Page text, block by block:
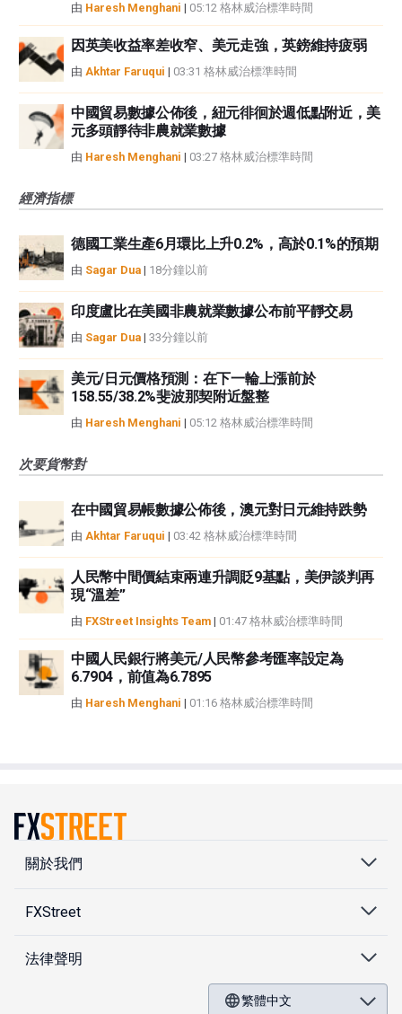
由 Haresh Menghani | 05:12 格林威治標準時間
因英美收益率差收窄、美元走強，英鎊維持疲弱
由 Akhtar Faruqui | 03:31 格林威治標準時間
中國貿易數據公佈後，紐元徘徊於週低點附近，美
元多頭靜待非農就業數據
由 Haresh Menghani | 03:27 格林威治標準時間
經濟指標
德國工業生產6月環比上升0.2%，高於0.1%的預期
由 Sagar Dua | 18分鐘以前
印度盧比在美國非農就業數據公布前平靜交易
由 Sagar Dua | 33分鐘以前
美元/日元價格預測：在下一輪上漲前於
158.55/38.2%斐波那契附近盤整
由 Haresh Menghani | 05:12 格林威治標準時間
次要貨幣對
在中國貿易帳數據公佈後，澳元對日元維持跌勢
由 Akhtar Faruqui | 03:42 格林威治標準時間
人民幣中間價結束兩連升調貶9基點，美伊談判再
現“溫差”
由 FXStreet Insights Team | 01:47 格林威治標準時間
中國人民銀行將美元/人民幣參考匯率設定為
6.7904，前值為6.7895
由 Haresh Menghani | 01:16 格林威治標準時間
關於我們
FXStreet
法律聲明
繁體中文